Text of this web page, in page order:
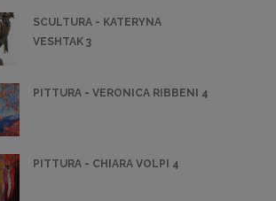
SCULTURA - KATERYNA
VESHTAK 3
PITTURA - VERONICA RIBBENI 4
PITTURA - CHIARA VOLPI 4